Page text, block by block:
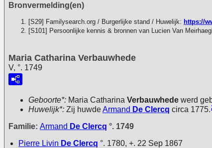
Bronvermelding(en)
[S29] Familysearch.org / Burgerlijke stand / Huwelijk: https://
[S101] Persoonlijke kennis & bronnen van Lucien Van
Maria Catharina Verbauwhede
V, °. 1749
Geboorte*: Maria Catharina Verbauwhede werd
Huwelijk*: Zij huwdeArmand De Clercq circa 1775.
Familie: Armand De Clercq °. 1749
Pierre Livin De Clercq °. 1780, +. 22 Sep 1867